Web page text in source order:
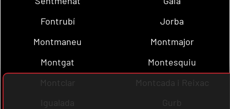
Fontrubí
Jorba
Montmaneu
Montmajor
Montgat
Montesquiu
Montclar
Montcada i Reixac
Igualada
Gurb